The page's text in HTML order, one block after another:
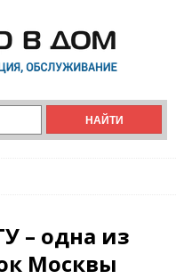
– одна из
Москвы